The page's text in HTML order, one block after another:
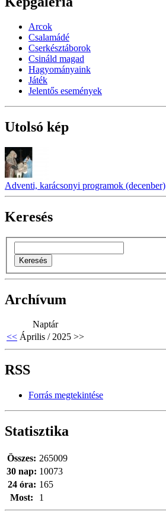
Arcok
Csalamádé
Cserkésztáborok
Csináld magad
Hagyományaink
Játék
Jelentős események
Utolsó kép
Adventi, karácsonyi programok (decenber)
Keresés
Archívum
Naptár
<< Április / 2025 >>
RSS
Forrás megtekintése
Statisztika
Most: 1
Összes: 265009
30 nap: 10073
24 óra: 165